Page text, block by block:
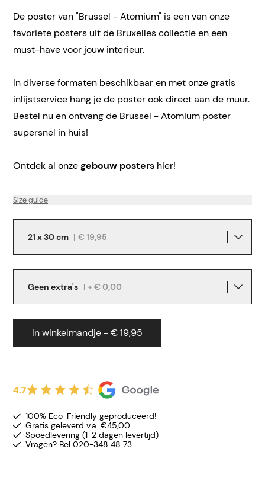
De poster van "Brussel - Atomium" is een van onze
favoriete posters uit de Bruxelles collectie en een
must-have voor jouw interieur.
In diverse formaten beschikbaar en met onze gratis
inlijstservice hang je de poster ook direct aan de muur.
Bestel nu en ontvang de Brussel - Atomium poster
supersnel in huis!
Ontdek al onzegebouw posters hier!
Size guide
21 x 30 cm | € 19,95
Geen extra's | + € 0,00
In winkelmandje - € 19,95
4.7
100% Eco-Friendly geproduceerd!
Gratis geleverd v.a. €45,00
Spoedlevering (1-2 dagen levertijd)
Vragen? Bel 020-348 48 73